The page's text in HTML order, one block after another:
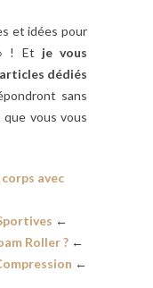
et idées pour
! Et je vous
dédiés
sans
vous vous
avec
←
Roller ?←
←